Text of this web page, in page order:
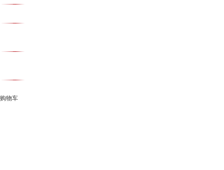
购物车